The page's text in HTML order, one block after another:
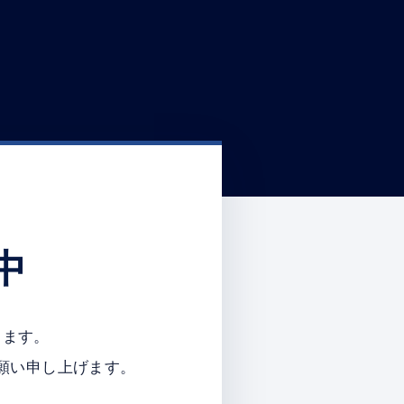
す。
申し上げます。